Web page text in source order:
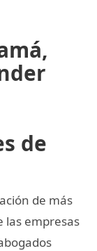
de
de más
las empresas